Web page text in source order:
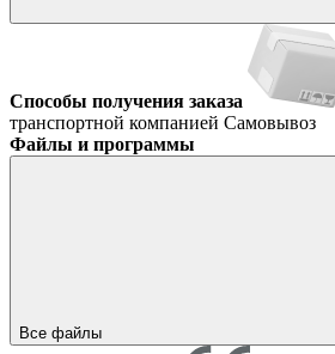
Способы получения заказа
транспортной компанией Самовывоз
Файлы и программы
Все файлы